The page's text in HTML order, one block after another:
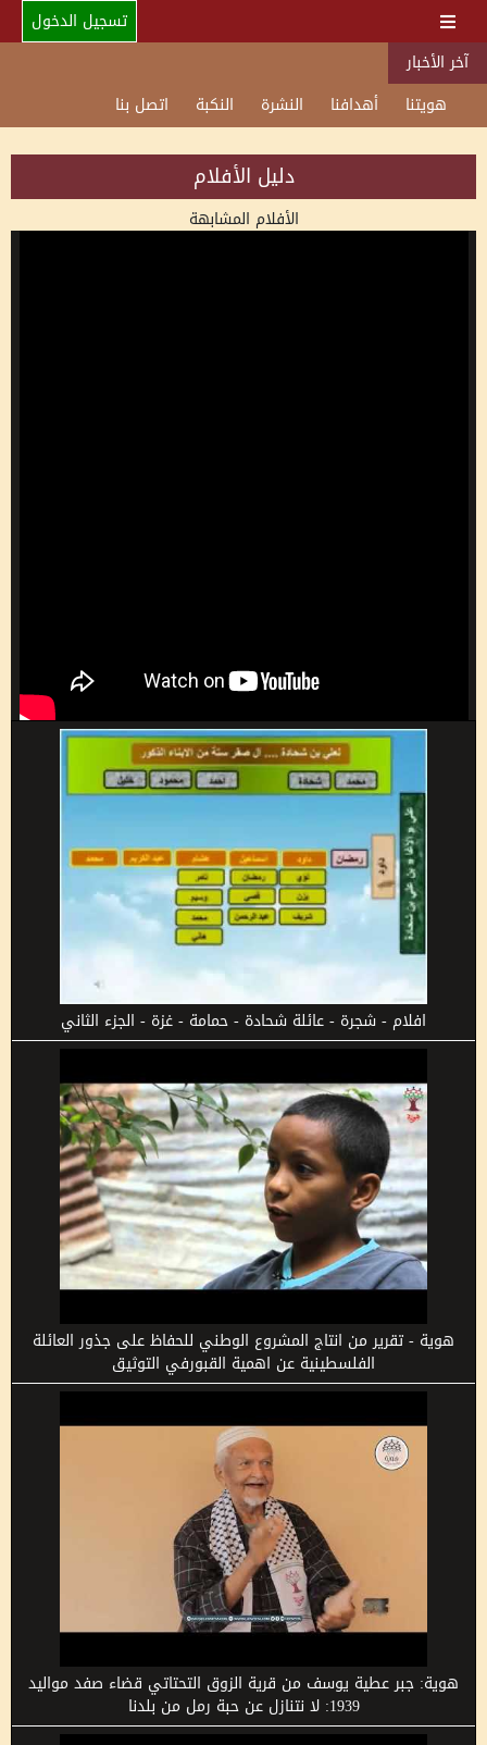
تسجيل الدخول
آخر الأخبار
هويتنا
أهدافنا النشرة النكبة اتصل بنا
دليل الأفلام
الأفلام المشابهة
افلام - شجرة - عائلة شحادة - حمامة - غزة - الجزء الثاني
هوية - تقرير من انتاج المشروع الوطني للحفاظ على جذور العائلة
الفلسطينية عن اهمية القبورفي التوثيق
هوية: جبر عطية يوسف من قرية الزوق التحتاتي قضاء صفد مواليد
1939: لا نتنازل عن حبة رمل من بلدنا